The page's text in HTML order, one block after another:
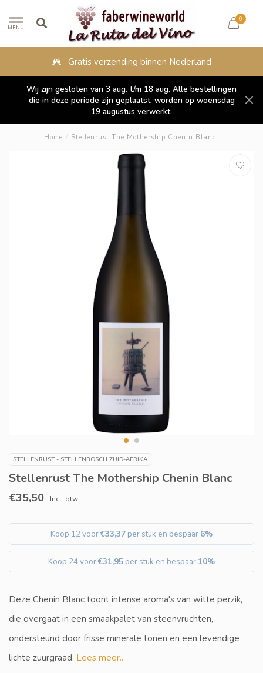
MENU
0
Fysieke winkel in Lippenhuizen
Wij zijn gesloten van 3 aug. t/m 18 aug. Alle bestellingen
die in deze periode zijn geplaatst, worden op woensdag
19 augustus verwerkt.
Home / Stellenrust The Mothership Chenin Blanc
STELLENRUST - STELLENBOSCH ZUID-AFRIKA
Stellenrust The Mothership Chenin Blanc
€35,50 Incl. btw
Koop 12 voor€33,37 per stuk en bespaar 6%
Koop 24 voor€31,95 per stuk en bespaar 10%
Deze Chenin Blanc toont intense aroma's van witte perzik,
die overgaat in een smaakpalet van steenvruchten,
ondersteund door frisse minerale tonen en een levendige
lichte zuurgraad. Lees meer..